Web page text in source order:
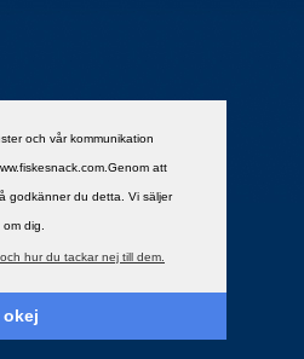
och vår kommunikation
att
godkänner du detta. Vi säljer
dig.
hur du tackar nej till dem.
okej